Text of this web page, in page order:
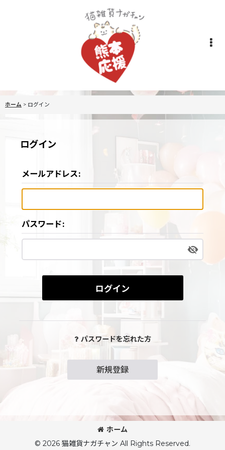
ホーム > ログイン
ログイン
メールアドレス:
パスワード:
ログイン
パスワードを忘れた方
新規登録
ホーム
© 2026 猫雑貨ナガチャン All Rights Reserved.